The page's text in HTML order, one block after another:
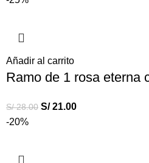
Añadir al carrito
Ramo de 1 rosa eterna
S/28.00 S/21.00
-20%